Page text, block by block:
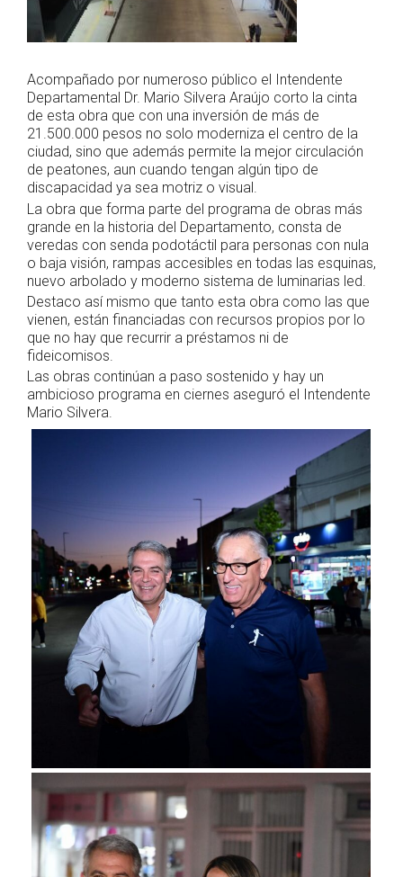
Acompañado por numeroso público el Intendente
Departamental Dr. Mario Silvera Araújo corto la cinta
de esta obra que con una inversión de más de
21.500.000 pesos no solo moderniza el centro de la
ciudad, sino que además permite la mejor circulación
de peatones, aun cuando tengan algún tipo de
discapacidad ya sea motriz o visual.
La obra que forma parte del programa de obras más
grande en la historia del Departamento, consta de
veredas con senda podotáctil para personas con nula
o baja visión, rampas accesibles en todas las esquinas,
nuevo arbolado y moderno sistema de luminarias led.
Destaco así mismo que tanto esta obra como las que
vienen, están financiadas con recursos propios por lo
que no hay que recurrir a préstamos ni de
fideicomisos.
Las obras continúan a paso sostenido y hay un
ambicioso programa en ciernes aseguró el Intendente
Mario Silvera.